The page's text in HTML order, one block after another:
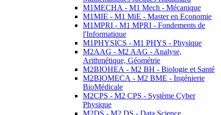
M1MECHA - M1 Mech - Mécanique
M1MIE - M1 MiE - Master en Economie
M1MPRI - M1 MPRI - Fondements de
l'Informatique
M1PHYSICS - M1 PHYS - Physique
M2AAG - M2 AAG - Analyse,
Arithmétique, Géométrie
M2BIOHEA - M2 BH - Biologie et Santé
M2BIOMECA - M2 BME - Ingénierie
BioMédicale
M2CPS - M2 CPS - Système Cyber
Physique
M2DS - M2 DS - Data Science